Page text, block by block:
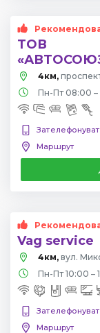
ТОВ
4км,
Пн-Пт 08:00
Маршрут
Vag service
4км, вул.
Пн-Пт 10:00 –
Маршрут